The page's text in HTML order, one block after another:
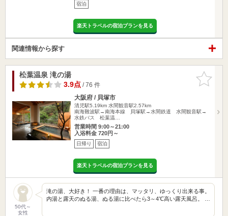
宿泊
楽天トラベルの宿泊プランを見る
関連情報から探す
お気に入
りに追加
松葉温泉 滝の湯
3.9点/ 76 件
大阪府 / 貝塚市
清児駅5.19km 水間観音駅2.57km
南海難波駅→南海本線 貝塚駅→水間鉄道 水間観音駅→
水鉄バス 松葉温…
営業時間 9:00～21:00
入浴料金 720円～
日帰り 宿泊
楽天トラベルの宿泊プランを見る
50代～
女性
滝の湯、大好き！ 一番の理由は、マッタリ、ゆっくり出来る事。
内湯と露天のぬる湯、ぬる湯に比べたら3～4℃高い露天風呂。 …